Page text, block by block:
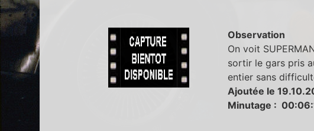
Observation
On voit
sortir le gars pris
entier sans
Ajoutée le
Minutage :